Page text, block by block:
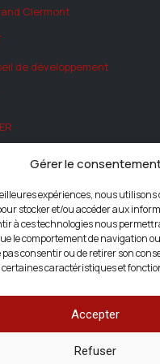
Gérer le
expériences, nous utilisons
stocker et/ou accéder aux
à ces technologies nous
le comportement de navigation
pas consentir ou de retirer son
caractéristiques et
Accepter
Refuser
Clermont
de développement